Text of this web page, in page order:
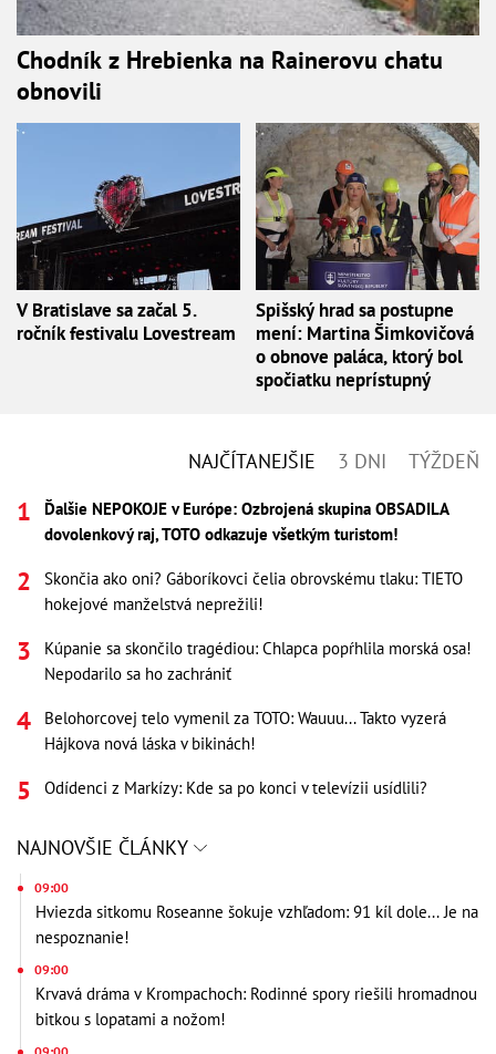
Chodník z Hrebienka na Rainerovu chatu
obnovili
V Bratislave sa začal 5.
ročník festivalu Lovestream
Spišský hrad sa postupne
mení: Martina Šimkovičová
o obnove paláca, ktorý bol
spočiatku neprístupný
NAJČÍTANEJŠIE 3 DNI TÝŽDEŇ
Ďalšie NEPOKOJE v Európe: Ozbrojená skupina OBSADILA
dovolenkový raj, TOTO odkazuje všetkým turistom!
Skončia ako oni? Gáboríkovci čelia obrovskému tlaku: TIETO
hokejové manželstvá neprežili!
Kúpanie sa skončilo tragédiou: Chlapca popŕhlila morská osa!
Nepodarilo sa ho zachrániť
Belohorcovej telo vymenil za TOTO: Wauuu... Takto vyzerá
Hájkova nová láska v bikinách!
Odídenci z Markízy: Kde sa po konci v televízii usídlili?
NAJNOVŠIE ČLÁNKY
09:00
Hviezda sitkomu Roseanne šokuje vzhľadom: 91 kíl dole... Je na
nespoznanie!
09:00
Krvavá dráma v Krompachoch: Rodinné spory riešili hromadnou
bitkou s lopatami a nožom!